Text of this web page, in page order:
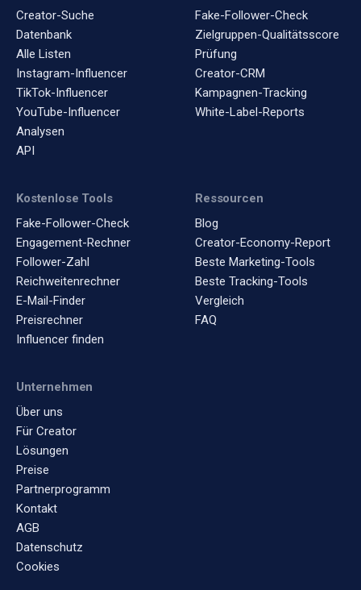
Creator-Suche
Datenbank
Alle Listen
Instagram-Influencer
TikTok-Influencer
YouTube-Influencer
Analysen
API
Fake-Follower-Check
Zielgruppen-Qualitätsscore
Prüfung
Creator-CRM
Kampagnen-Tracking
White-Label-Reports
Kostenlose Tools
Fake-Follower-Check
Engagement-Rechner
Follower-Zahl
Reichweitenrechner
E-Mail-Finder
Preisrechner
Influencer finden
Ressourcen
Blog
Creator-Economy-Report
Beste Marketing-Tools
Beste Tracking-Tools
Vergleich
FAQ
Unternehmen
Über uns
Für Creator
Lösungen
Preise
Partnerprogramm
Kontakt
AGB
Datenschutz
Cookies